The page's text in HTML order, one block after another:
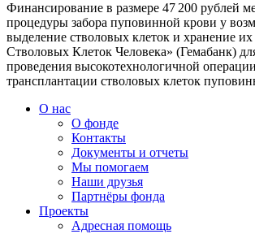
Финансирование в размере 47 200 рублей
процедуры забора пуповинной крови у
выделение стволовых клеток и хранение
Стволовых Клеток Человека» (Гемабанк)
проведения высокотехнологичной
трансплантации стволовых клеток
О нас
О фонде
Контакты
Документы и отчеты
Мы помогаем
Наши друзья
Партнёры фонда
Проекты
Адресная помощь